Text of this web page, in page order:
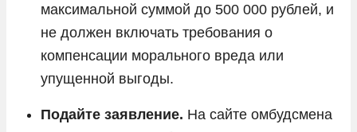
максимальной суммой до 500 000 рублей, и
не должен включать требования о
компенсации морального вреда или
упущенной выгоды.
Подайте заявление. На сайте омбудсмена